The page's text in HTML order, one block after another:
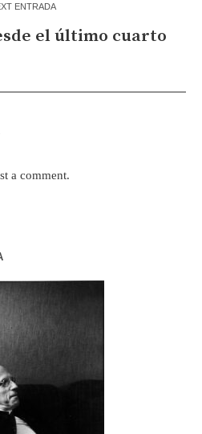
ENTRADA
el último cuarto
a comment.